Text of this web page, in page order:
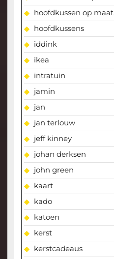
hoofdkussen op maat
hoofdkussens
iddink
ikea
intratuin
jamin
jan
jan terlouw
jeff kinney
johan derksen
john green
kaart
kado
katoen
kerst
kerstcadeaus